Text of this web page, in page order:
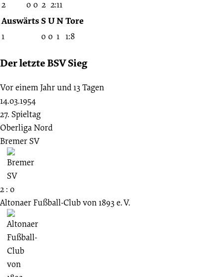
2 0 0 2 2:11
AuswärtsS UNTore
1 0 0 1 1:8
Der letzte BSV Sieg
Vor einem Jahr und 13 Tagen
14.03.1954
27. Spieltag
Oberliga Nord
Bremer SV
2 : 0
Altonaer Fußball-Club von 1893 e. V.